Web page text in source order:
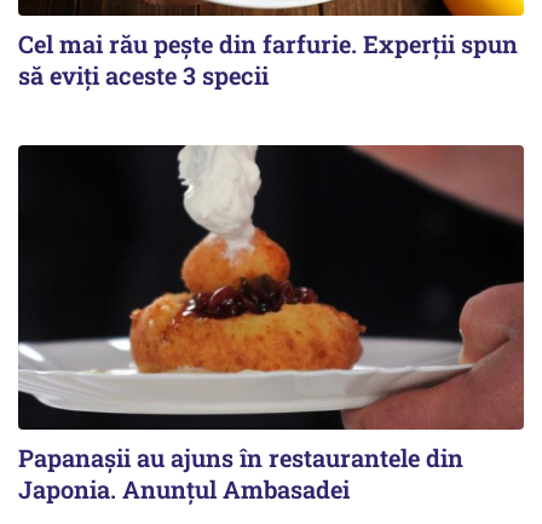
Cel mai rău pește din farfurie. Experții spun
să eviți aceste 3 specii
Papanașii au ajuns în restaurantele din
Japonia. Anunțul Ambasadei